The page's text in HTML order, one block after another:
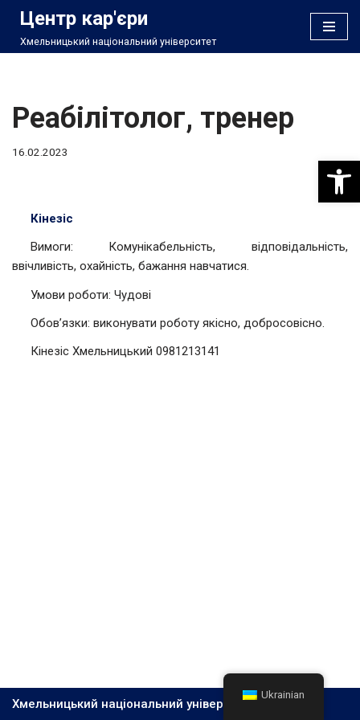
Перейти
Центр кар'єри
Хмельницький національний університет
Реабілітолог, тренер
16.02.2023
Кінезіс
Вимоги: Комунікабельність, відповідальність,
ввічливість, охайність, бажання навчатися.
Умови роботи: Чудові
Обов’язки: виконувати роботу якісно, добросовісно.
Кінезіс Хмельницький 0981213141
Хмельницький національний університет, 2026
Ukrainian